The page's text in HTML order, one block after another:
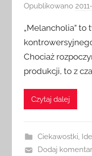
Opublikowano
„Melancholia” to
Chociaż
produkcji, to z
Czytaj dalej
Ciekawostki,
Dodaj